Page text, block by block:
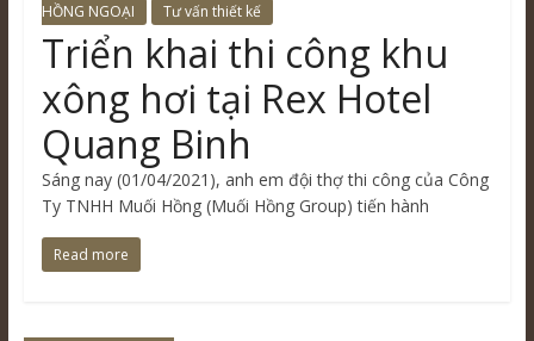
HỒNG NGOẠI
Tư vấn thiết kế
Triển khai thi công khu
xông hơi tại Rex Hotel
Quang Binh
Sáng nay (01/04/2021), anh em đội thợ thi công của Công
Ty TNHH Muối Hồng (Muối Hồng Group) tiến hành
Read more